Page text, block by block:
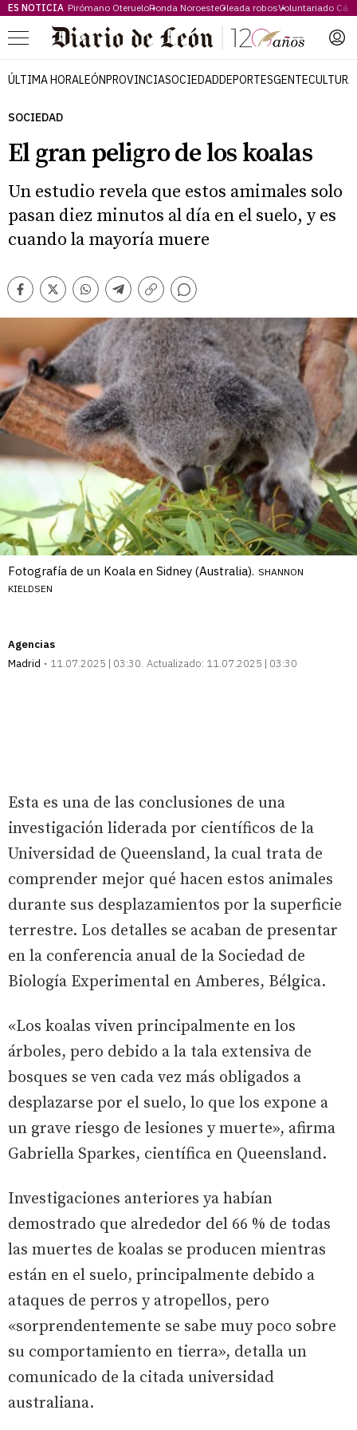
ES NOTICIA Pirómano OterueloRonda NoroesteOleada robosVoluntariado
Menú
ÚLTIMA HORALEÓNPROVINCIASOCIEDADDEPORTESGENTECULTURA
SOCIEDAD
El gran peligro de los koalas
Un estudio revela que estos amimales solo
pasan diez minutos al día en el suelo, y es
cuando la mayoría muere
Facebook
TwitterWhatsappTelegram
Copiar
Comentarios
Fotografía de un Koala en Sidney (Australia). SHANNON
KIELDSEN
Agencias
Madrid
11.07.2025 | 03:30 Actualizado: 11.07.2025 | 03:30
Esta es una de las conclusiones de una
investigación liderada por científicos de la
Universidad de Queensland, la cual trata de
comprender mejor qué hacen estos animales
durante sus desplazamientos por la superficie
terrestre. Los detalles se acaban de presentar
en la conferencia anual de la Sociedad de
Biología Experimental en Amberes, Bélgica.
«Los koalas viven principalmente en los
árboles, pero debido a la tala extensiva de
bosques se ven cada vez más obligados a
desplazarse por el suelo, lo que los expone a
un grave riesgo de lesiones y muerte», afirma
Gabriella Sparkes, científica en Queensland.
Investigaciones anteriores ya habían
demostrado que alrededor del 66 % de todas
las muertes de koalas se producen mientras
están en el suelo, principalmente debido a
ataques de perros y atropellos, pero
«sorprendentemente se sabe muy poco sobre
su comportamiento en tierra», detalla un
comunicado de la citada universidad
australiana.